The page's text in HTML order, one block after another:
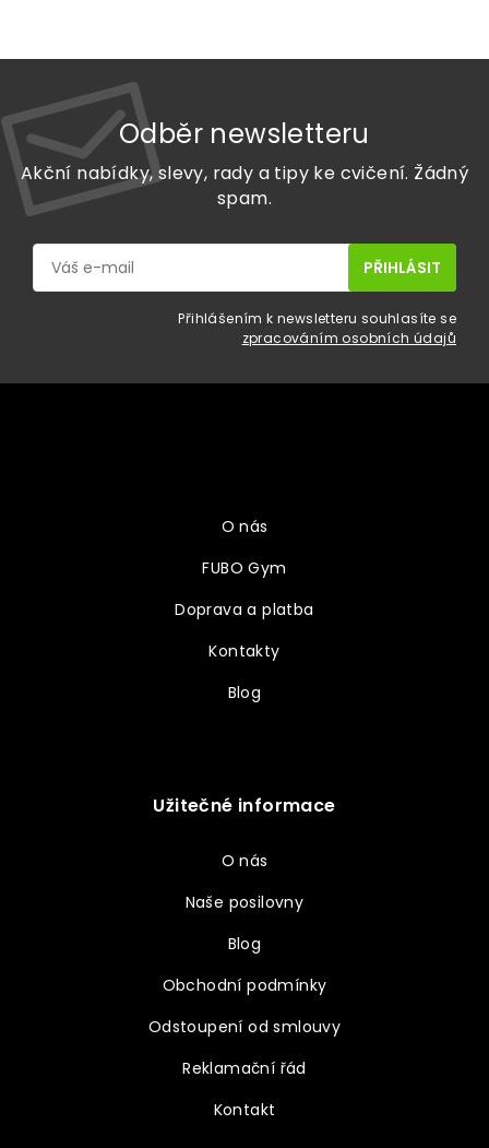
Odběr newsletteru
Akční nabídky, slevy, rady a tipy ke cvičení. Žádný
spam.
Přihlášením k newsletteru souhlasíte se
zpracováním osobních údajů
O nás
FUBO Gym
Doprava a platba
Kontakty
Blog
Užitečné informace
O nás
Naše posilovny
Blog
Obchodní podmínky
Odstoupení od smlouvy
Reklamační řád
Kontakt